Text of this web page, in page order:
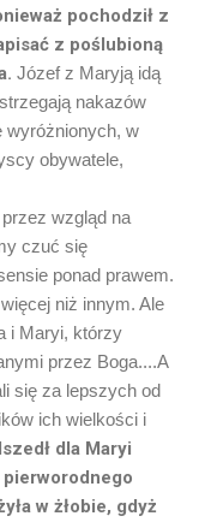
pochodził z
z poślubioną
Józef z Maryją idą
nakazów
wyróżnionych, w
obywatele,
wzgląd na
czuć się
ponad prawem.
niż innym. Ale
i Maryi, którzy
przez Boga....A
się za lepszych od
ich wielkości i
dla Maryi
pierworodnego
w żłobie, gdyż